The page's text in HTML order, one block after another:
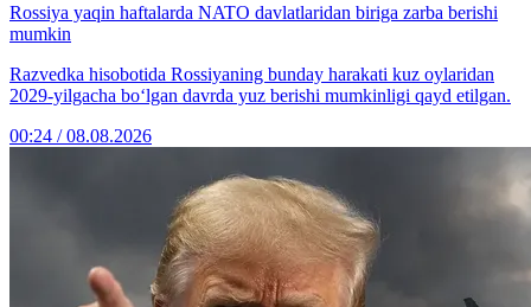
Rossiya yaqin haftalarda NATO davlatlaridan biriga zarba berishi
mumkin
Razvedka hisobotida Rossiyaning bunday harakati kuz oylaridan
2029-yilgacha bo‘lgan davrda yuz berishi mumkinligi qayd etilgan.
00:24 / 08.08.2026